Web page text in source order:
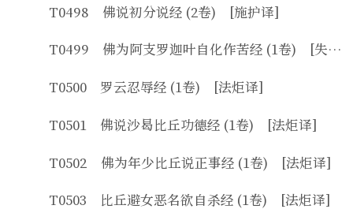
T0498 佛说初分说经 (2卷) [施护译]
T0499 佛为阿支罗迦叶自化作苦经 (1卷) [失译]
T0500 罗云忍辱经 (1卷) [法炬译]
T0501 佛说沙曷比丘功德经 (1卷) [法炬译]
T0502 佛为年少比丘说正事经 (1卷) [法炬译]
T0503 比丘避女恶名欲自杀经 (1卷) [法炬译]